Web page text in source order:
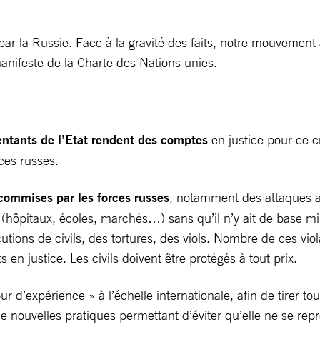
la Russie. Face à la gravité des faits, notre
de la Charte des Nations unies.
de l’Etat rendent des comptes en justice pour ce
russes.
par les forces russes, notamment des attaques
écoles, marchés…) sans qu’il n’y ait de base
de civils, des tortures, des viols. Nombre de ces
en justice. Les civils doivent être protégés à tout prix.
d’expérience » à l’échelle internationale, afin de tirer
pratiques permettant d’éviter qu’elle ne se